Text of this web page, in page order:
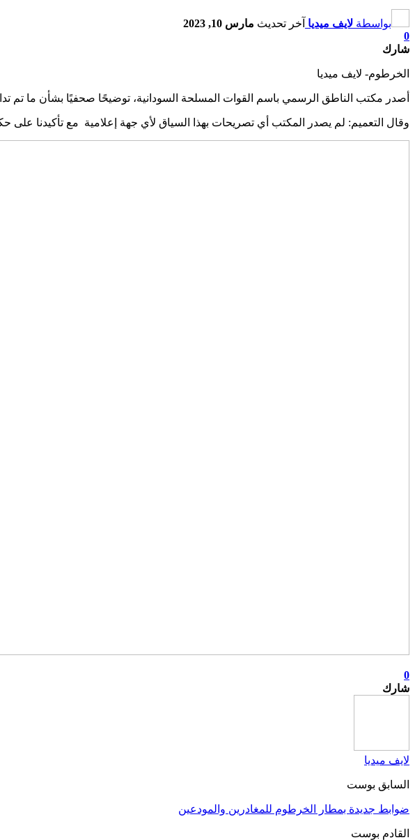
بواسطة لايف ميديا آخر تحديث مارس 10, 2023
0
شارك
الخرطوم- لايف ميديا
أصدر مكتب الناطق الرسمي باسم القوات المسلحة السودانية، توضيحًا صحفيًا بشأن ما
وقال التعميم: لم يصدر المكتب أي تصريحات بهذا السياق لأي جهة إعلامية مع تأكيدنا على
0
شارك
لايف ميديا
السابق بوست
ضوابط جديدة بمطار الخرطوم للمغادرين والمودعين
القادم بوست